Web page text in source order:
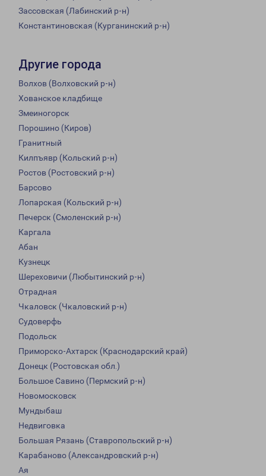
Зассовская (Лабинский р-н)
Константиновская (Курганинский р-н)
Другие города
Волхов (Волховский р-н)
Хованское кладбище
Змеиногорск
Порошино (Киров)
Гранитный
Килпъявр (Кольский р-н)
Ростов (Ростовский р-н)
Барсово
Лопарская (Кольский р-н)
Печерск (Смоленский р-н)
Каргала
Абан
Кузнецк
Шереховичи (Любытинский р-н)
Отрадная
Чкаловск (Чкаловский р-н)
Судоверфь
Подольск
Приморско-Ахтарск (Краснодарский край)
Донецк (Ростовская обл.)
Большое Савино (Пермский р-н)
Новомосковск
Мундыбаш
Недвиговка
Большая Рязань (Ставропольский р-н)
Карабаново (Александровский р-н)
Ая